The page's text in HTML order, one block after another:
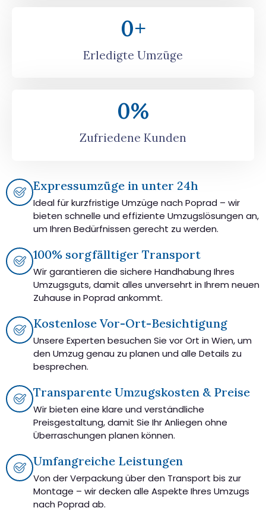
Erledigte Umzüge
0+
Zufriedene Kunden
0%
Expressumzüge in unter 24h
Ideal für kurzfristige Umzüge nach Poprad – wir
bieten schnelle und effiziente Umzugslösungen an,
um Ihren Bedürfnissen gerecht zu werden.
100% sorgfälltiger Transport
Wir garantieren die sichere Handhabung Ihres
Umzugsguts, damit alles unversehrt in Ihrem neuen
Zuhause in Poprad ankommt.
Kostenlose Vor-Ort-Besichtigung
Unsere Experten besuchen Sie vor Ort in Wien, um
den Umzug genau zu planen und alle Details zu
besprechen.
Transparente Umzugskosten & Preise
Wir bieten eine klare und verständliche
Preisgestaltung, damit Sie Ihr Anliegen ohne
Überraschungen planen können.
Umfangreiche Leistungen
Von der Verpackung über den Transport bis zur
Montage – wir decken alle Aspekte Ihres Umzugs
nach Poprad ab.